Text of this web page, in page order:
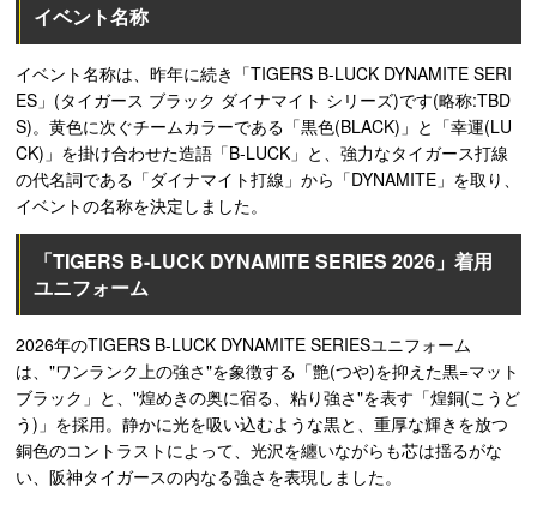
イベント名称
イベント名称は、昨年に続き「TIGERS B-LUCK DYNAMITE SERI
ES」(タイガース ブラック ダイナマイト シリーズ)です(略称:TBD
S)。黄色に次ぐチームカラーである「黒色(BLACK)」と「幸運(LU
CK)」を掛け合わせた造語「B-LUCK」と、強力なタイガース打線
の代名詞である「ダイナマイト打線」から「DYNAMITE」を取り、
イベントの名称を決定しました。
「TIGERS B-LUCK DYNAMITE SERIES 2026」着用
ユニフォーム
2026年のTIGERS B-LUCK DYNAMITE SERIESユニフォーム
は、"ワンランク上の強さ"を象徴する「艶(つや)を抑えた黒=マット
ブラック」と、"煌めきの奥に宿る、粘り強さ"を表す「煌銅(こうど
う)」を採用。静かに光を吸い込むような黒と、重厚な輝きを放つ
銅色のコントラストによって、光沢を纏いながらも芯は揺るがな
い、阪神タイガースの内なる強さを表現しました。